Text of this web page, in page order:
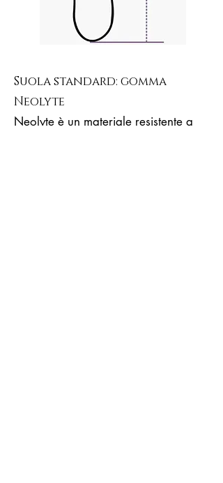
Suola standard: gomma
Neolyte
Neolyte è un materiale resistente a